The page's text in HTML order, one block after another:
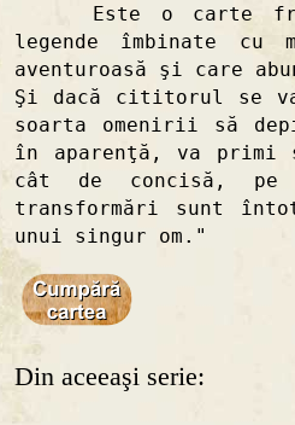
Este o carte
legende îmbinate cu
aventuroasă şi care
Şi dacă cititorul se
soarta omenirii să
în aparenţă, va
cât de concisă,
transformări sunt
unui singur om."
Din aceeaşi serie: